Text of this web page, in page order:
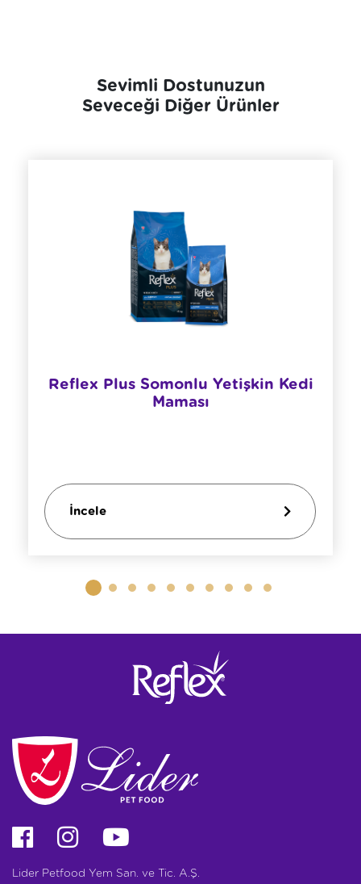
Sevimli Dostunuzun
Seveceği Diğer Ürünler
Reflex Plus Somonlu Yetişkin Kedi
Maması
İncele
Lider Petfood Yem San. ve Tic. A.Ş.